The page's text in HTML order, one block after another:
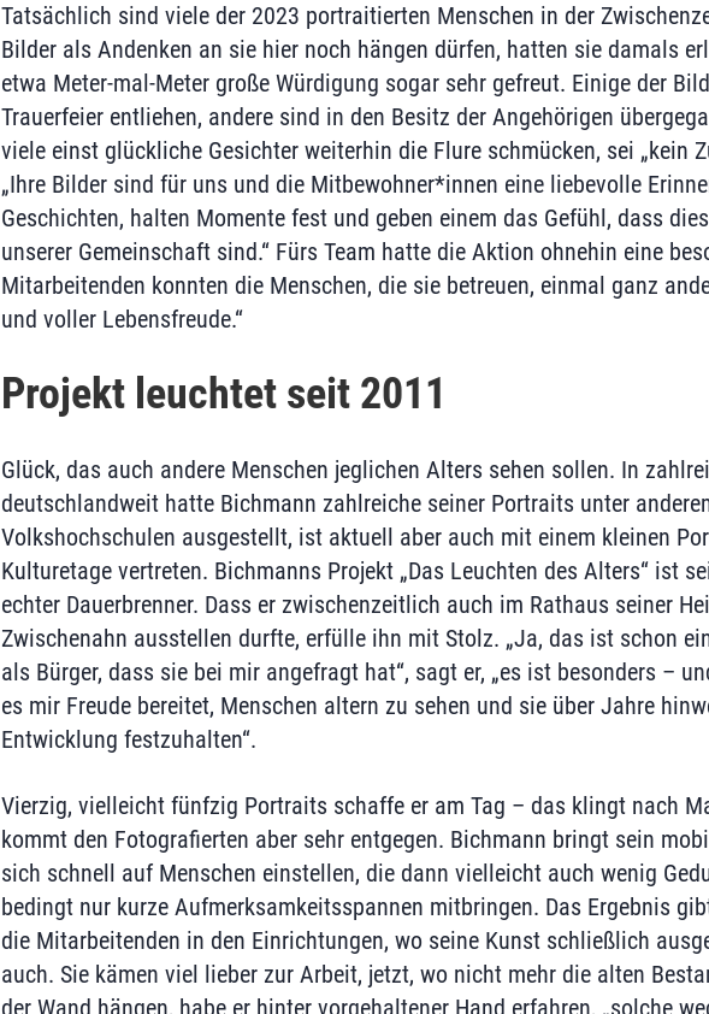
Tatsächlich sind viele der 2023 portraitierten Menschen in der
Bilder als Andenken an sie hier noch hängen dürfen, hatten sie damals
etwa Meter-mal-Meter große Würdigung sogar sehr gefreut. Einige der
Trauerfeier entliehen, andere sind in den Besitz der Angehörigen
viele einst glückliche Gesichter weiterhin die Flure schmücken, sei „kein
„Ihre Bilder sind für uns und die Mitbewohner*innen eine liebevolle
Geschichten, halten Momente fest und geben einem das Gefühl, dass
unserer Gemeinschaft sind.“ Fürs Team hatte die Aktion ohnehin eine
Mitarbeitenden konnten die Menschen, die sie betreuen, einmal ganz
und voller Lebensfreude.“
Projekt leuchtet seit 2011
Glück, das auch andere Menschen jeglichen Alters sehen sollen. In
deutschlandweit hatte Bichmann zahlreiche seiner Portraits unter
Volkshochschulen ausgestellt, ist aktuell aber auch mit einem kleinen
Kulturetage vertreten. Bichmanns Projekt „Das Leuchten des Alters“ ist
echter Dauerbrenner. Dass er zwischenzeitlich auch im Rathaus seiner
Zwischenahn ausstellen durfte, erfülle ihn mit Stolz. „Ja, das ist schon
als Bürger, dass sie bei mir angefragt hat“, sagt er, „es ist besonders –
es mir Freude bereitet, Menschen altern zu sehen und sie über Jahre
Entwicklung festzuhalten“.
Vierzig, vielleicht fünfzig Portraits schaffe er am Tag – das klingt nach
kommt den Fotografierten aber sehr entgegen. Bichmann bringt sein
sich schnell auf Menschen einstellen, die dann vielleicht auch wenig
bedingt nur kurze Aufmerksamkeitsspannen mitbringen. Das Ergebnis
die Mitarbeitenden in den Einrichtungen, wo seine Kunst schließlich
auch. Sie kämen viel lieber zur Arbeit, jetzt, wo nicht mehr die alten